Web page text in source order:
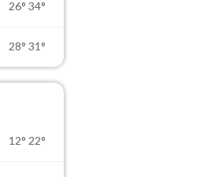
26° 34°
28° 31°
12° 22°